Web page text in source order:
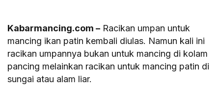
Kabarmancing.com – Racikan umpan untuk
mancing ikan patin kembali diulas. Namun kali ini
racikan umpannya bukan untuk mancing di kolam
pancing melainkan racikan untuk mancing patin di
sungai atau alam liar.